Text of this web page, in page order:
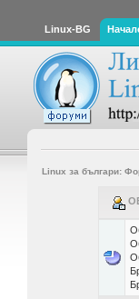
Linux-BG
Linux за българи: